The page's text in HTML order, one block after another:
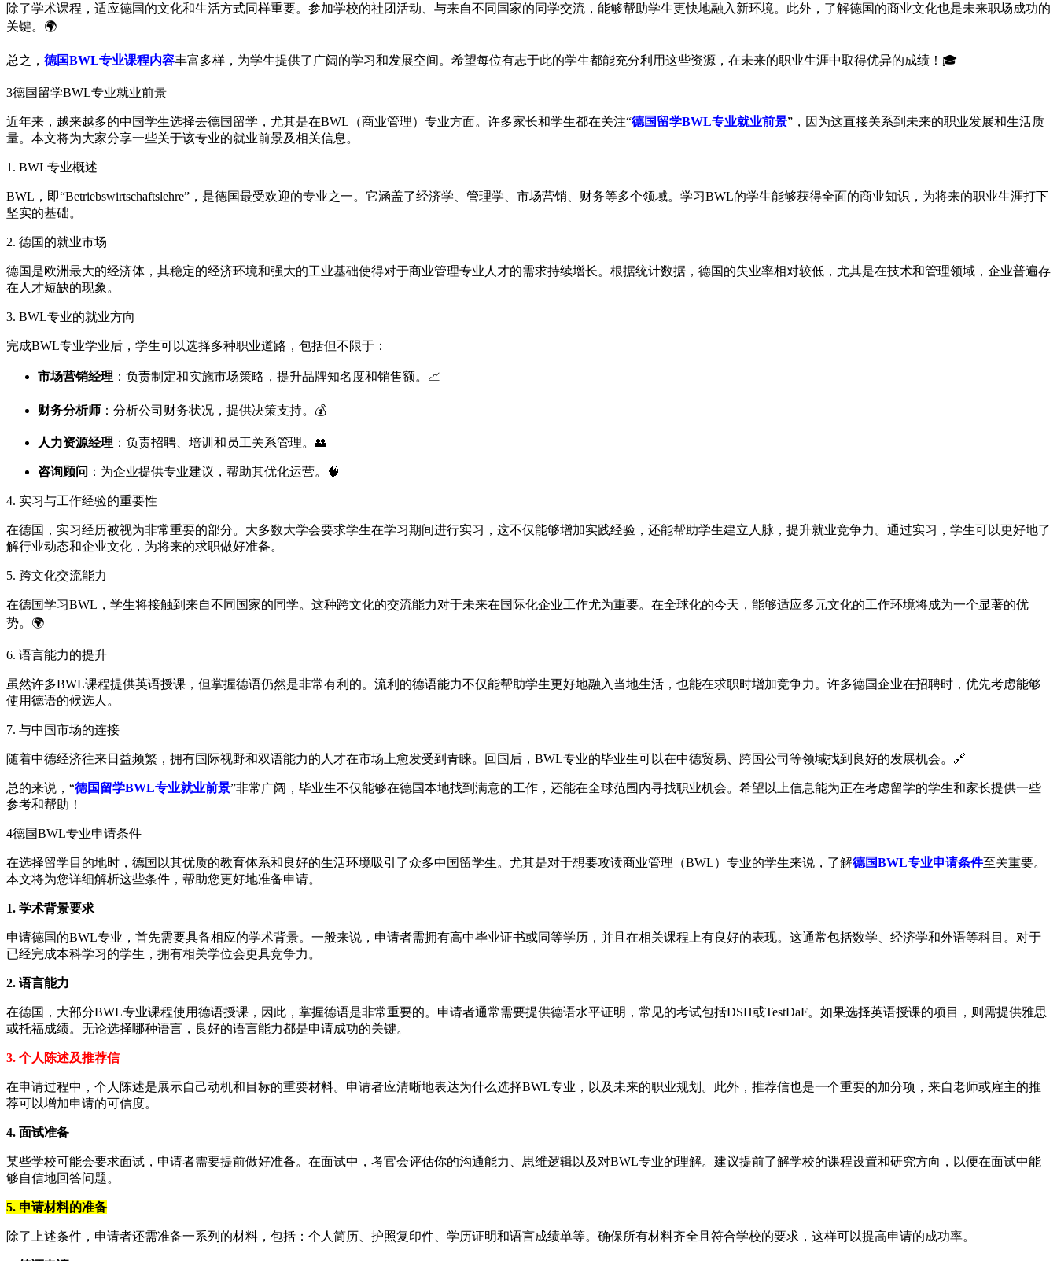
除了学术课程，适应德国的文化和生活方式同样重要。参加学校的社团活动、与来自不同国家的同学交流，能够帮助学生更快地融入新环境。此外，了解德国的商业文化也是未来职场成功的
关键。🌍
总之， 德国BWL专业课程内容丰富多样，为学生提供了广阔的学习和发展空间。希望每位有志于此的学生都能充分利用这些资源，在未来的职业生涯中取得优异的成绩！🎓
3德国留学BWL专业就业前景
近年来，越来越多的中国学生选择去德国留学，尤其是在BWL（商业管理）专业方面。许多家长和学生都在关注“德国留学BWL专业就业前景”，因为这直接关系到未来的职业发展和生活质
量。本文将为大家分享一些关于该专业的就业前景及相关信息。
1. BWL专业概述
BWL，即“Betriebswirtschaftslehre”，是德国最受欢迎的专业之一。它涵盖了经济学、管理学、市场营销、财务等多个领域。学习BWL的学生能够获得全面的商业知识，为将来的职业生涯打下
坚实的基础。
2. 德国的就业市场
德国是欧洲最大的经济体，其稳定的经济环境和强大的工业基础使得对于商业管理专业人才的需求持续增长。根据统计数据，德国的失业率相对较低，尤其是在技术和管理领域，企业普遍存
在人才短缺的现象。
3. BWL专业的就业方向
完成BWL专业学业后，学生可以选择多种职业道路，包括但不限于：
市场营销经理 ：负责制定和实施市场策略，提升品牌知名度和销售额。📈
财务分析师 ：分析公司财务状况，提供决策支持。💰
人力资源经理 ：负责招聘、培训和员工关系管理。👥
咨询顾问 ：为企业提供专业建议，帮助其优化运营。🧠
4. 实习与工作经验的重要性
在德国，实习经历被视为非常重要的部分。大多数大学会要求学生在学习期间进行实习，这不仅能够增加实践经验，还能帮助学生建立人脉，提升就业竞争力。通过实习，学生可以更好地了
解行业动态和企业文化，为将来的求职做好准备。
5. 跨文化交流能力
在德国学习BWL，学生将接触到来自不同国家的同学。这种跨文化的交流能力对于未来在国际化企业工作尤为重要。在全球化的今天，能够适应多元文化的工作环境将成为一个显著的优
势。🌍
6. 语言能力的提升
虽然许多BWL课程提供英语授课，但掌握德语仍然是非常有利的。流利的德语能力不仅能帮助学生更好地融入当地生活，也能在求职时增加竞争力。许多德国企业在招聘时，优先考虑能够
使用德语的候选人。
7. 与中国市场的连接
随着中德经济往来日益频繁，拥有国际视野和双语能力的人才在市场上愈发受到青睐。回国后，BWL专业的毕业生可以在中德贸易、跨国公司等领域找到良好的发展机会。🔗
总的来说，“德国留学BWL专业就业前景”非常广阔，毕业生不仅能够在德国本地找到满意的工作，还能在全球范围内寻找职业机会。希望以上信息能为正在考虑留学的学生和家长提供一些
参考和帮助！
4德国BWL专业申请条件
在选择留学目的地时，德国以其优质的教育体系和良好的生活环境吸引了众多中国留学生。尤其是对于想要攻读商业管理（BWL）专业的学生来说，了解德国BWL专业申请条件至关重要。
本文将为您详细解析这些条件，帮助您更好地准备申请。
1. 学术背景要求
申请德国的BWL专业，首先需要具备相应的学术背景。一般来说，申请者需拥有高中毕业证书或同等学历，并且在相关课程上有良好的表现。这通常包括数学、经济学和外语等科目。对于
已经完成本科学习的学生，拥有相关学位会更具竞争力。
2. 语言能力
在德国，大部分BWL专业课程使用德语授课，因此，掌握德语是非常重要的。申请者通常需要提供德语水平证明，常见的考试包括DSH或TestDaF。如果选择英语授课的项目，则需提供雅思
或托福成绩。无论选择哪种语言，良好的语言能力都是申请成功的关键。
3. 个人陈述及推荐信
在申请过程中，个人陈述是展示自己动机和目标的重要材料。申请者应清晰地表达为什么选择BWL专业，以及未来的职业规划。此外，推荐信也是一个重要的加分项，来自老师或雇主的推
荐可以增加申请的可信度。
4. 面试准备
某些学校可能会要求面试，申请者需要提前做好准备。在面试中，考官会评估你的沟通能力、思维逻辑以及对BWL专业的理解。建议提前了解学校的课程设置和研究方向，以便在面试中能
够自信地回答问题。
5. 申请材料的准备
除了上述条件，申请者还需准备一系列的材料，包括：个人简历、护照复印件、学历证明和语言成绩单等。确保所有材料齐全且符合学校的要求，这样可以提高申请的成功率。